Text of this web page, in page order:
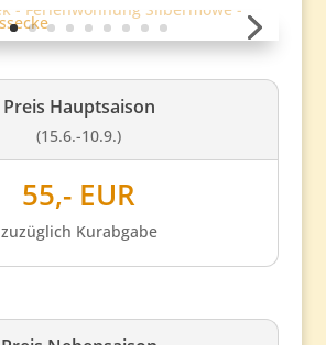
Preis Hauptsaison
(15.6.-10.9.)
55,- EUR
zuzüglich Kurabgabe